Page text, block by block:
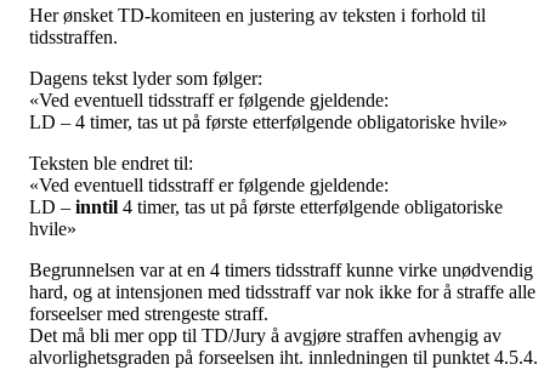
Her ønsket TD-komiteen en justering av teksten i forhold til
tidsstraffen.
Dagens tekst lyder som følger:
«Ved eventuell tidsstraff er følgende gjeldende:
LD – 4 timer, tas ut på første etterfølgende obligatoriske hvile»
Teksten ble endret til:
«Ved eventuell tidsstraff er følgende gjeldende:
LD – inntil 4 timer, tas ut på første etterfølgende obligatoriske
hvile»
Begrunnelsen var at en 4 timers tidsstraff kunne virke unødvendig
hard, og at intensjonen med tidsstraff var nok ikke for å straffe alle
forseelser med strengeste straff.
Det må bli mer opp til TD/Jury å avgjøre straffen avhengig av
alvorlighetsgraden på forseelsen iht. innledningen til punktet 4.5.4.